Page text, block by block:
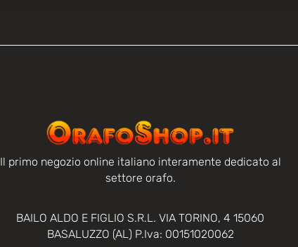
Il primo negozio online italiano interamente dedicato al
settore orafo.
BAILO ALDO E FIGLIO S.R.L. VIA TORINO, 4 15060
BASALUZZO (AL) P.Iva: 00151020062